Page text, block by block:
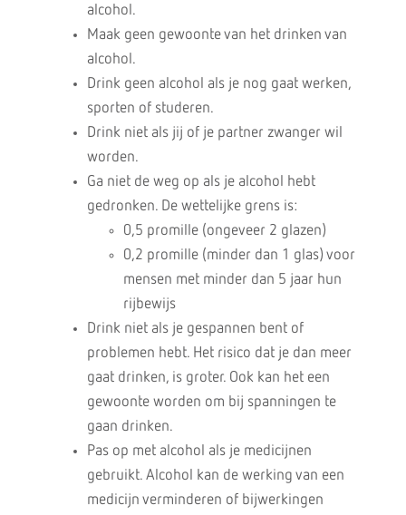
alcohol.
Maak geen gewoonte van het drinken van
alcohol.
Drink geen alcohol als je nog gaat werken,
sporten of studeren.
Drink niet als jij of je partner zwanger wil
worden.
Ga niet de weg op als je alcohol hebt
gedronken. De wettelijke grens is:
0,5 promille (ongeveer 2 glazen)
0,2 promille (minder dan 1 glas) voor
mensen met minder dan 5 jaar hun
rijbewijs
Drink niet als je gespannen bent of
problemen hebt. Het risico dat je dan meer
gaat drinken, is groter. Ook kan het een
gewoonte worden om bij spanningen te
gaan drinken.
Pas op met alcohol als je medicijnen
gebruikt. Alcohol kan de werking van een
medicijn verminderen of bijwerkingen